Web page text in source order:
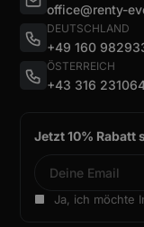
office@renty-
DEUTSCHLAND
+49 160
ÖSTERREICH
+43 316
Jetzt 10% Rabatt
Ja, ich möchte